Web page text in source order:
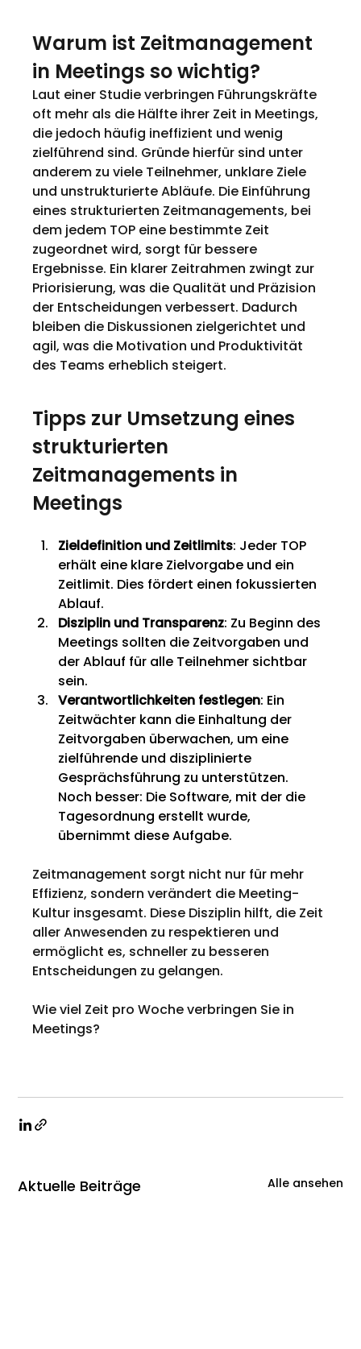
Warum ist Zeitmanagement
in Meetings so wichtig?
Laut einer Studie verbringen Führungskräfte
oft mehr als die Hälfte ihrer Zeit in Meetings,
die jedoch häufig ineffizient und wenig
zielführend sind. Gründe hierfür sind unter
anderem zu viele Teilnehmer, unklare Ziele
und unstrukturierte Abläufe. Die Einführung
eines strukturierten Zeitmanagements, bei
dem jedem TOP eine bestimmte Zeit
zugeordnet wird, sorgt für bessere
Ergebnisse. Ein klarer Zeitrahmen zwingt zur
Priorisierung, was die Qualität und Präzision
der Entscheidungen verbessert. Dadurch
bleiben die Diskussionen zielgerichtet und
agil, was die Motivation und Produktivität
des Teams erheblich steigert.
Tipps zur Umsetzung eines
strukturierten
Zeitmanagements in
Meetings
Zieldefinition und Zeitlimits: Jeder TOP
erhält eine klare Zielvorgabe und ein
Zeitlimit. Dies fördert einen fokussierten
Ablauf.
Disziplin und Transparenz: Zu Beginn des
Meetings sollten die Zeitvorgaben und
der Ablauf für alle Teilnehmer sichtbar
sein.
Verantwortlichkeiten festlegen: Ein
Zeitwächter kann die Einhaltung der
Zeitvorgaben überwachen, um eine
zielführende und disziplinierte
Gesprächsführung zu unterstützen.
Noch besser: Die Software, mit der die
Tagesordnung erstellt wurde,
übernimmt diese Aufgabe.
Zeitmanagement sorgt nicht nur für mehr
Effizienz, sondern verändert die Meeting-
Kultur insgesamt. Diese Disziplin hilft, die Zeit
aller Anwesenden zu respektieren und
ermöglicht es, schneller zu besseren
Entscheidungen zu gelangen.
Wie viel Zeit pro Woche verbringen Sie in
Meetings?
Aktuelle Beiträge Alle ansehen